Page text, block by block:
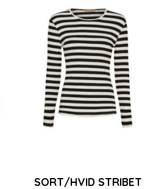
SORT/HVID STRIBET